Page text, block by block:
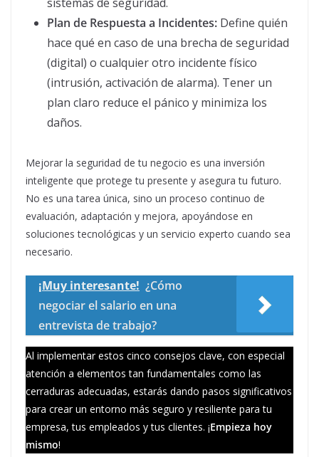
Plan de Respuesta a Incidentes: Define quién
hace qué en caso de una brecha de seguridad
(digital) o cualquier otro incidente físico
(intrusión, activación de alarma). Tener un
plan claro reduce el pánico y minimiza los
daños.
Mejorar la seguridad de tu negocio es una inversión
inteligente que protege tu presente y asegura tu futuro.
No es una tarea única, sino un proceso continuo de
evaluación, adaptación y mejora, apoyándose en
soluciones tecnológicas y un servicio experto cuando sea
necesario.
¡Muy interesante! ¿Cómo
negociar el salario en una
entrevista de trabajo?
Al implementar estos cinco consejos clave, con especial
atención a elementos tan fundamentales como las
cerraduras adecuadas, estarás dando pasos significativos
para crear un entorno más seguro y resiliente para tu
empresa, tus empleados y tus clientes. ¡Empieza hoy
mismo!